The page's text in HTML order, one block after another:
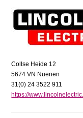
Collse Heide 12
5674 VN Nuenen
31(0) 24 3522 911
https://